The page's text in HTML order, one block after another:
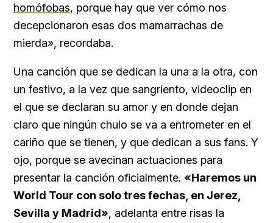
homófobas, porque hay que ver cómo nos
decepcionaron esas dos mamarrachas de
mierda», recordaba.
Una canción que se dedican la una a la otra, con
un festivo, a la vez que sangriento, videoclip en
el que se declaran su amor y en donde dejan
claro que ningún chulo se va a entrometer en el
cariño que se tienen, y que dedican a sus fans. Y
ojo, porque se avecinan actuaciones para
presentar la canción oficialmente. «Haremos un
World Tour con solo tres fechas, en Jerez,
Sevilla y Madrid», adelanta entre risas la